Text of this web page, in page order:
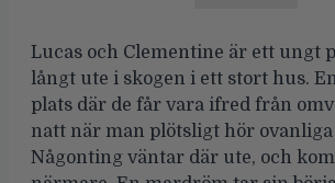
Lucas och Clementine är ett ungt
långt ute i skogen i ett stort hus.
plats där de får vara ifred från
natt när man plötsligt hör
Någonting väntar där ute, och